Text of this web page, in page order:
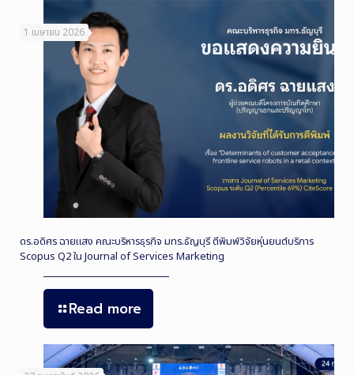
1 เมษายน 2026
ดร.อดิศร ฉายแสง คณะบริหารธุรกิจ มทร.ธัญบุรี ตีพิมพ์วิจัยหุ่นยนต์บริการ
Scopus Q2 ใน Journal of Services Marketing
Read more